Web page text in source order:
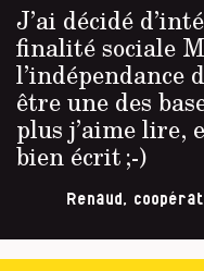
J’ai décidé
finalité sociale
l’indépendance
être une des
plus j’aime lire,
bien écrit ;-)
Renaud,